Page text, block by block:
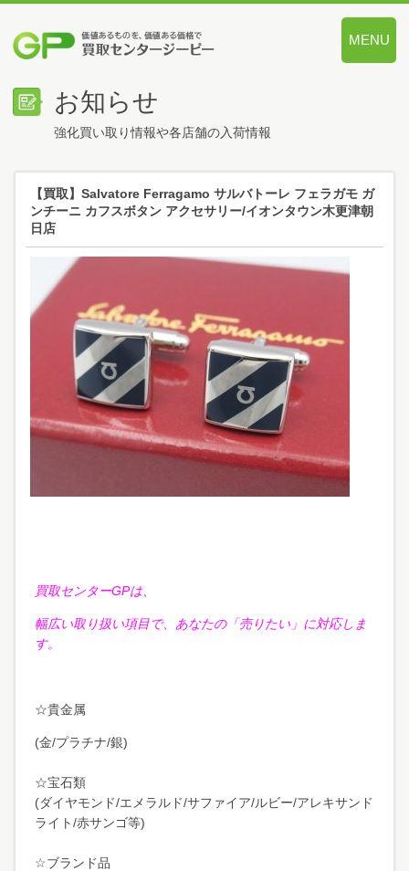
MENU
お知らせ
強化買い取り情報や各店舗の入荷情報
【買取】Salvatore Ferragamo サルバトーレ フェラガモ ガ
ンチーニ カフスボタン アクセサリー/イオンタウン木更津朝
日店
買取センターGPは、
幅広い取り扱い項目で、あなたの「売りたい」に対応しま
す。
☆貴金属
(金/プラチナ/銀)
☆宝石類
(ダイヤモンド/エメラルド/サファイア/ルビー/アレキサンド
ライト/赤サンゴ等)
☆ブランド品